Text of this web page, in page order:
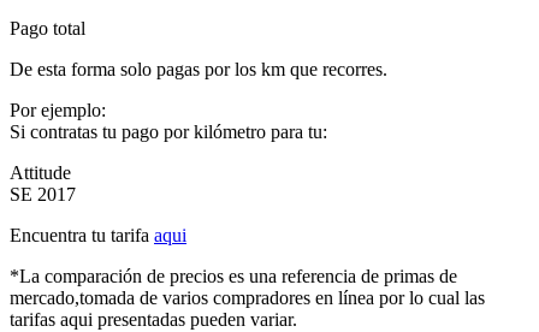
Pago total
De esta forma solo pagas por los km que recorres.
Por ejemplo:
Si contratas tu pago por kilómetro para tu:
Attitude
SE 2017
Encuentra tu tarifa aqui
*La comparación de precios es una referencia de primas de
mercado,tomada de varios compradores en línea por lo cual las
tarifas aqui presentadas pueden variar.